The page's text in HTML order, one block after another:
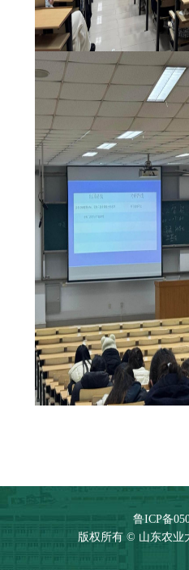
鲁ICP备
版权所有 © 山东农业